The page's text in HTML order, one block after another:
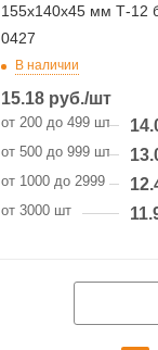
155х140х45 мм Т-12
0427
В наличии
15.18 руб./шт
от 200 до 499 шт
от 500 до 999 шт
от 1000 до 2999 шт
от 3000 шт